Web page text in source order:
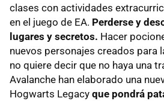
clases con actividades
en el juego de EA. Perderse y
lugares y secretos. Hacer
nuevos personajes creados para
no quiere decir que no haya una
Avalanche han elaborado una
Hogwarts Legacy que pondrá